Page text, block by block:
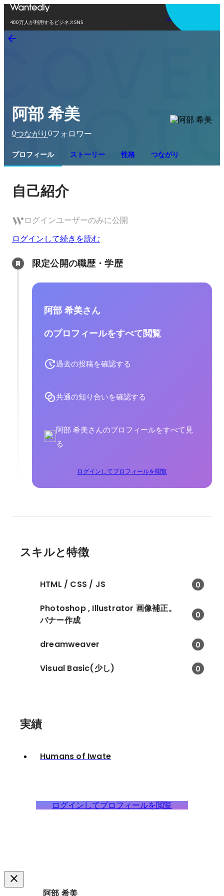
400万人が利用するビジネスSNS
アプリを使う
阿部 希美
0つながり 0フォロワー
プロフィール ストーリー 性格 つながり
自己紹介
ログインユーザーのみに公開
ログインして続きを読む
限定公開の職歴・学歴
阿部 希美さん
のプロフィールをすべて閲覧
過去の投稿を確認する
共通の知り合いを確認する
阿部 希美さんのプロフィールをすべて見
る
ログインしてプロフィールを閲覧
スキルと特徴
HTML / CSS / JS 0
Photoshop , Illustrator 画像補正。
バナー作成
0
dreamweaver 0
Visual Basic(少し) 0
実績
Humans of Iwate
ログインしてプロフィールを閲覧
阿部 希美